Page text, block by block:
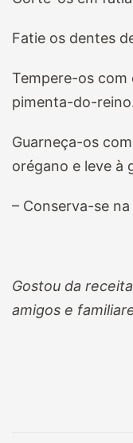
Fatie os dentes
Tempere-os com
pimenta-do-
Guarneça-os
orégano e leve à
– Conserva-se
Gostou da
amigos e